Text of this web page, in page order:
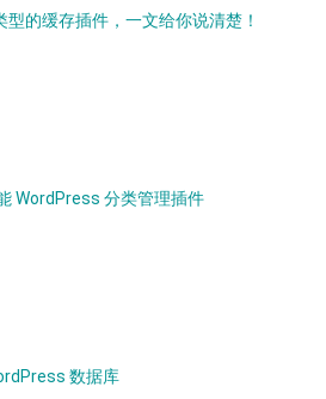
的缓存插件，一文给你说清楚！
WordPress 分类管理插件
数据库